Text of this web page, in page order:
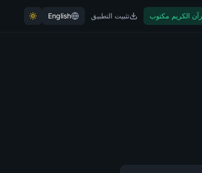
الكريم مكتوب تثبيت التطبيق English